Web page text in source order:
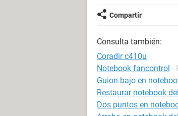
Compartir
Consulta también:
Coradir c410u
Notebook fancontrol -
Guion bajo en
Restaurar notebook
Dos puntos en